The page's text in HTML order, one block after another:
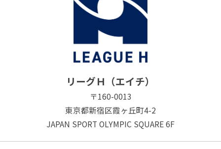
リーグＨ（エイチ）
〒160-0013
東京都新宿区霞ヶ丘町4-2
JAPAN SPORT OLYMPIC SQUARE 6F